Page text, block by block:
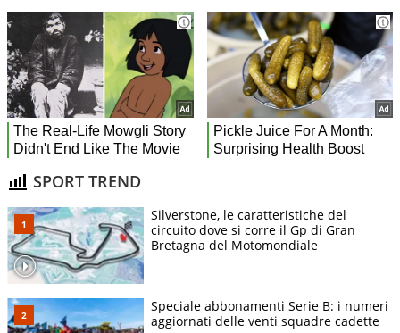
SPORT TREND
Silverstone, le caratteristiche del
circuito dove si corre il Gp di Gran
Bretagna del Motomondiale
Speciale abbonamenti Serie B: i numeri
aggiornati delle venti squadre cadette